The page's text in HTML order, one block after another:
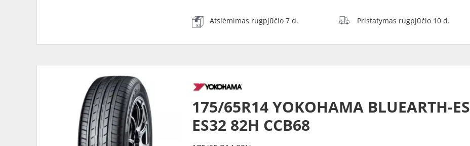
Atsiėmimas rugpjūčio 7 d. Pristatymas rugpjūčio 10 d.
175/65R14 YOKOHAMA BLUEARTH-ES
ES32 82H CCB68